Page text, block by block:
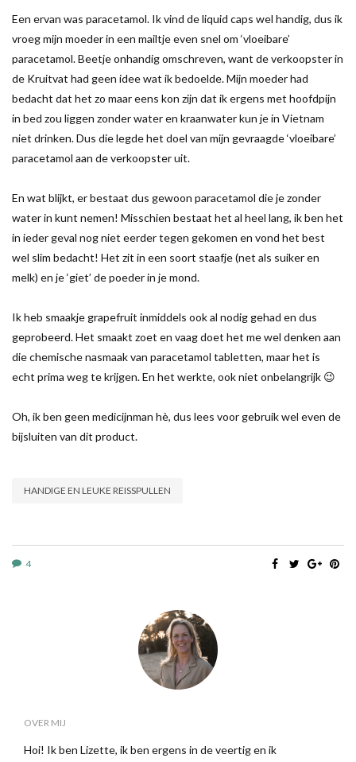
Een ervan was paracetamol. Ik vind de liquid caps wel handig, dus ik
vroeg mijn moeder in een mailtje even snel om ‘vloeibare’
paracetamol. Beetje onhandig omschreven, want de verkoopster in
de Kruitvat had geen idee wat ik bedoelde. Mijn moeder had
bedacht dat het zo maar eens kon zijn dat ik ergens met hoofdpijn
in bed zou liggen zonder water en kraanwater kun je in Vietnam
niet drinken. Dus die legde het doel van mijn gevraagde ‘vloeibare’
paracetamol aan de verkoopster uit.
En wat blijkt, er bestaat dus gewoon paracetamol die je zonder
water in kunt nemen! Misschien bestaat het al heel lang, ik ben het
in ieder geval nog niet eerder tegen gekomen en vond het best
wel slim bedacht! Het zit in een soort staafje (net als suiker en
melk) en je ‘giet’ de poeder in je mond.
Ik heb smaakje grapefruit inmiddels ook al nodig gehad en dus
geprobeerd. Het smaakt zoet en vaag doet het me wel denken aan
die chemische nasmaak van paracetamol tabletten, maar het is
echt prima weg te krijgen. En het werkte, ook niet onbelangrijk 😉
Oh, ik ben geen medicijnman hè, dus lees voor gebruik wel even de
bijsluiten van dit product.
HANDIGE EN LEUKE REISSPULLEN
4
OVER MIJ
Hoi! Ik ben Lizette, ik ben ergens in de veertig en ik